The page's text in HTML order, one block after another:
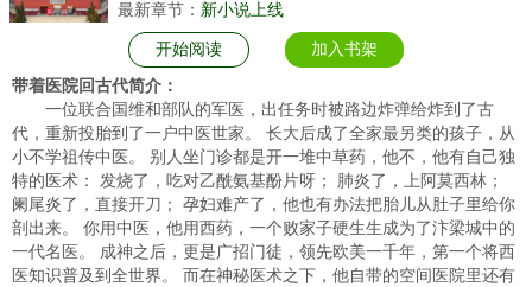
最新章节： 新小说上线
开始阅读 加入书架
带着医院回古代简介：
一位联合国维和部队的军医，出任务时被路边炸弹给炸到了古
代，重新投胎到了一户中医世家。 长大后成了全家最另类的孩子，从
小不学祖传中医。 别人坐门诊都是开一堆中草药，他不，他有自己独
特的医术： 发烧了，吃对乙酰氨基酚片呀； 肺炎了，上阿莫西林；
阑尾炎了，直接开刀； 孕妇难产了，他也有办法把胎儿从肚子里给你
剖出来。 你用中医，他用西药，一个败家子硬生生成为了汴梁城中的
一代名医。 成神之后，更是广招门徒，领先欧美一千年，第一个将西
医知识普及到全世界。 而在神秘医术之下，他自带的空间医院里还有